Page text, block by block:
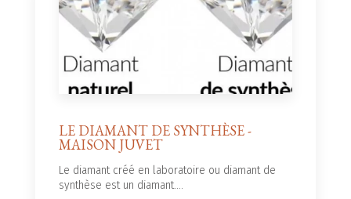
LE DIAMANT DE SYNTHÈSE -
MAISON JUVET
Le diamant créé en laboratoire ou diamant de
synthèse est un diamant....